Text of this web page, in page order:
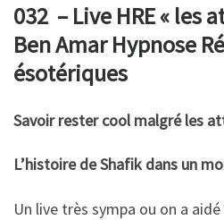
032 – Live HRE « les
Ben Amar Hypnose
ésotériques
Savoir rester cool malgré les
L’histoire de Shafik dans un
Un live très sympa ou on a aidé